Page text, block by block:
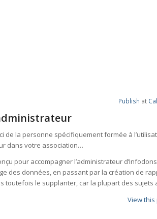
Publish at
de la personne spécifiquement formée à
dans votre association…
pour accompagner l’administrateur
des données, en passant par la création de
toutefois le supplanter, car la plupart des
View